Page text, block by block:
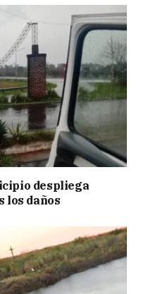
despliega
los daños